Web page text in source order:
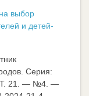
выбор
и детей-
Серия:
Т. 21. — №4. —